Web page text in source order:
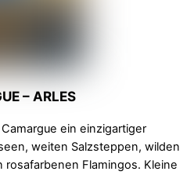
– ARLES
ein einzigartiger
weiten Salzsteppen, wilden
Flamingos. Kleine